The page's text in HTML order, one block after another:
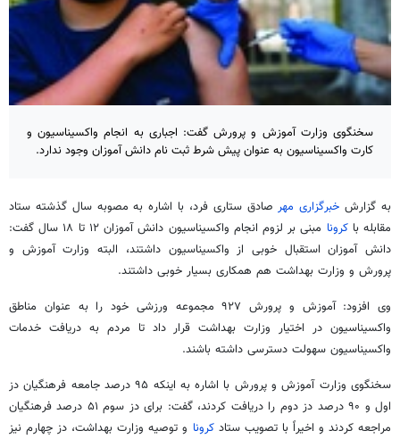
سخنگوی وزارت آموزش و پرورش گفت: اجباری به انجام واکسیناسیون و
کارت واکسیناسیون به عنوان پیش شرط ثبت نام دانش آموزان وجود ندارد.
به گزارشخبرگزاری مهر صادق ستاری فرد، با اشاره به مصوبه سال گذشته ستاد
مقابله با کرونا
مبنی بر لزوم انجام واکسیناسیون دانش آموزان ۱۲ تا ۱۸ سال گفت:
دانش آموزان استقبال خوبی از واکسیناسیون داشتند، البته وزارت آموزش و
پرورش و وزارت بهداشت هم همکاری بسیار خوبی داشتند.
وی افزود: آموزش و پرورش ۹۲۷ مجموعه ورزشی خود را به عنوان مناطق
واکسیناسیون در اختیار وزارت بهداشت قرار داد تا مردم به دریافت خدمات
واکسیناسیون سهولت دسترسی داشته باشند.
سخنگوی وزارت آموزش و پرورش با اشاره به اینکه ۹۵ درصد جامعه فرهنگیان دز
اول و ۹۰ درصد دز دوم را دریافت کردند، گفت: برای دز سوم ۵۱ درصد فرهنگیان
مراجعه کردند و اخیراً با تصویب ستاد کرونا و توصیه وزارت بهداشت، دز چهارم نیز